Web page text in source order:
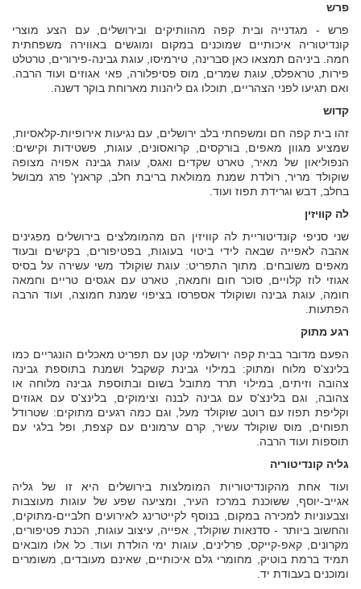
פרש
פרש - מגדנייה ובית קפה מהוותיקים ובירושלים, עם הצע מוצרי
קונדיטוריה איכותיים שמוכנים במקום ומוגשים באווירה משפחתית
חמה. ביניהם תמצאו כאן סברינה, טירמיסו, עוגת גבינה-פירורים, טרטלט
פירות, טראפלס, עוגת שמרים, מוס פסיפלורה, פאי אגוזים ועוד הרבה.
ואם תגיעו לפני הצהריים, תוכלו גם ליהנות מארוחת בוקר דשנה.
קדוש
זהו בית קפה חם ומשפחתי בלב ירושלים, עם נגיעות אירופיות-קלאסיות,
שמציע מגוון מאפים, בורקסים, קרואסונים, עוגות, פשטידות וקישים:
הנפוליאון של מאיר, טארט שקדים ואגס, עוגת גבינה אפויה מצופה
שוקולד מריר, רולדת שמנת ממולאת בריבת חלב, קראנץ' פרג מבושל
בחלב, דבש וגרידת תפוז ועוד.
לה קוויזין
שני סניפי קונדיטוריית לה קוויזין הם מהמומלצים בירושלים מפגינים
אהבה לאפייה שבאה לידי ביטוי בעוגות, בפטיפורים, בקישים ובעוד
מאפים משובחים. מתוך התפריט: עוגת שוקולד משי עשירה על בסיס
אגוזי לוז קלויים, סוכר חום וחמאה, טארט עם אגסים טריים וחמאה
חומה, עוגת גבינה ושוקולד אספרסו בציפוי שמנת חמוצה, ועוד הרבה
הפתעות.
רגע מתוק
הפעם מדובר בבית קפה ירושלמי קטן עם תפריט מאכלים הונגריים כמו
בלינצ'ס מלוח ומתוק: במילוי גבינת קשקבל ושמנת בתוספת גבינה
צהובה וזיתים, במילוי תרד מתובל בשום ובתוספת גבינה מלוחה או
צהובה, וגם בלינצ'ס עם גבינה לבנה וצימוקים, בלינצ'ס עם אגוזים
וקליפת תפוז עם רוטב שוקולד מעל, וגם כמה רגעים מתוקים: שטרודל
תפוחים, מוס שוקולד עשיר, קרם ערמונים עם קצפת, ופל בלגי עם
תוספות ועוד הרבה.
גליה קונדיטוריה
ועוד אחת מהקונדיטוריות המומלצות בירושלים היא זו של גליה
אגייב-יוסף, ששוכנת במרכז העיר, ומציעה שפע של עוגות מעוצבות
וצבעוניות למכירה במקום, בנוסף לקייטרינג לאירועים חלביים-מתוקים,
והחשוב ביותר - סדנאות שוקולד, אפייה, עיצוב עוגות, הכנת פטיפורים,
מקרונים, קאפ-קייקס, פרלינים, עוגות ימי הולדת ועוד. כל אלו מובאים
תמיד ברמת בוטיק, מחומרי גלם איכותיים, שאינם מעובדים, משומרים
ומוכנים בעבודת יד.